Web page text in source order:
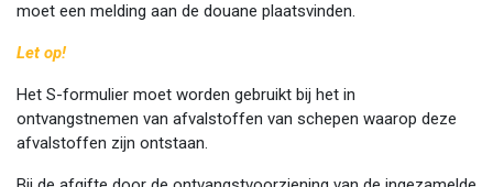
moet een melding aan de douane plaatsvinden.
Let op!
Het S-formulier moet worden gebruikt bij het in
ontvangstnemen van afvalstoffen van schepen waarop deze
afvalstoffen zijn ontstaan.